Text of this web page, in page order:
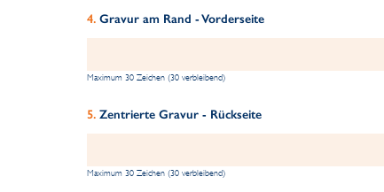
Gravur am Rand - Vorderseite
Maximum 30 Zeichen (30 verbleibend)
Zentrierte Gravur - Rückseite
Maximum 30 Zeichen (30 verbleibend)